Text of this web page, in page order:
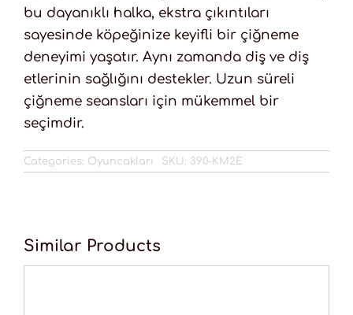
bu dayanıklı halka, ekstra çıkıntıları
sayesinde köpeğinize keyifli bir çiğneme
deneyimi yaşatır. Aynı zamanda diş ve diş
etlerinin sağlığını destekler. Uzun süreli
çiğneme seansları için mükemmel bir
seçimdir.
Categories: Oyuncakları SKU: 390-KM2E
Similar Products